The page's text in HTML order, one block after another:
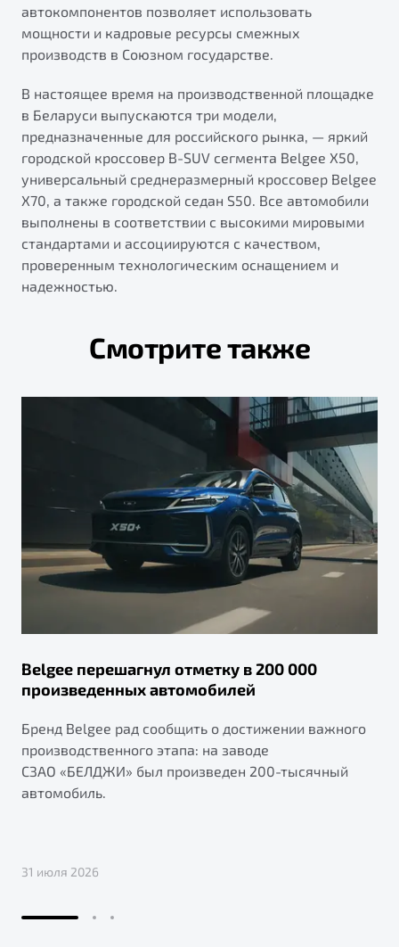
автокомпонентов позволяет использовать
мощности и кадровые ресурсы смежных
производств в Союзном государстве.
В настоящее время на производственной площадке
в Беларуси выпускаются три модели,
предназначенные для российского рынка, — яркий
городской кроссовер B-SUV сегмента Belgee X50,
универсальный среднеразмерный кроссовер Belgee
X70, а также городской седан S50. Все автомобили
выполнены в соответствии с высокими мировыми
стандартами и ассоциируются с качеством,
проверенным технологическим оснащением и
надежностью.
Смотрите также
Belgee перешагнул отметку в 200 000
произведенных автомобилей
Бренд Belgee рад сообщить о достижении важного
производственного этапа: на заводе
СЗАО «БЕЛДЖИ» был произведен 200-тысячный
автомобиль.
31 июля 2026